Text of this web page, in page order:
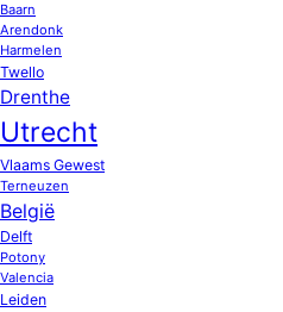
Baarn
Arendonk
Harmelen
Twello
Drenthe
Utrecht
Vlaams Gewest
Terneuzen
België
Delft
Potony
Valencia
Leiden